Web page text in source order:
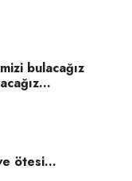
bulacağız
ötesi...